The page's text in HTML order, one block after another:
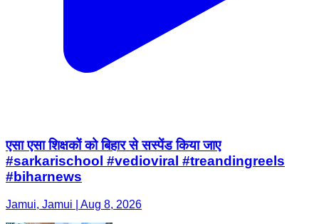
एसा एसा शिक्षकों को बिहार से सस्पेंड किया जाए
#sarkarischool #vedioviral #treandingreels
#biharnews
Jamui, Jamui | Aug 8, 2026